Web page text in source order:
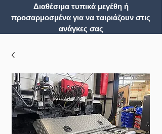
Διαθέσιμα τυπικά μεγέθη ή
προσαρμοσμένα για να ταιριάζουν στις
ανάγκες σας